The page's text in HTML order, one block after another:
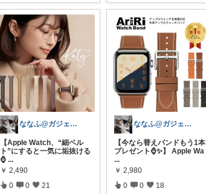
ななふ@ガジェためROOM
【Apple Watch、“細ベル
ト”にすると一気に垢抜ける
⌚ ...
￥ 2,490
0 0 21
ななふ@ガジェためROOM
【今なら替えバンドもう1本
プレゼント⌚️✨】 Apple Wa
...
￥ 2,980
0 0 18